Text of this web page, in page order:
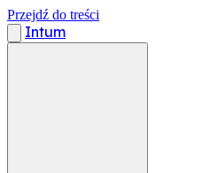
Przejdź do treści
Intum